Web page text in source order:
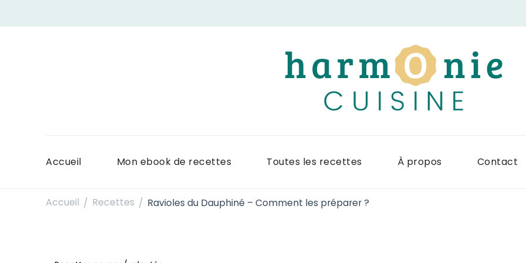
Harmonie
Accueil Mon ebook de recettes Toutes les recettes À propos Contact
Accueil / Recettes / Ravioles du Dauphiné – Comment les préparer ?